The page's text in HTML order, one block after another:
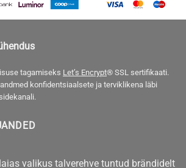
tagamiseks Let’s Encrypt® SSL sertifikaati.
konfidentsiaalsete ja terviklikena läbi
valikus talverehve tuntud brändidelt